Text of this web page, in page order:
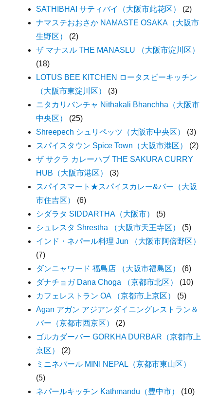
SATHIBHAI サティバイ（大阪市此花区）
(2)
ナマステおおさか NAMASTE OSAKA（大阪市
生野区）
(2)
ザ マナスル THE MANASLU （大阪市淀川区）
(18)
LOTUS BEE KITCHEN ロータスビーキッチン
（大阪市東淀川区）
(3)
ニタカリバンチャ Nithakali Bhanchha（大阪市
中央区）
(25)
Shreepech シュリペッツ（大阪市中央区）
(3)
スパイスタウン Spice Town（大阪市港区）
(2)
ザ サクラ カレーハブ THE SAKURA CURRY
HUB（大阪市港区）
(3)
スパイスマート★スパイスカレー&バー（大阪
市住吉区）
(6)
シダラタ SIDDARTHA（大阪市）
(5)
シュレスタ Shrestha （大阪市天王寺区）
(5)
インド・ネパール料理 Jun （大阪市阿倍野区）
(7)
ダンニャワード 福島店 （大阪市福島区）
(6)
ダナチョガ Dana Choga （京都市北区）
(10)
カフェレストラン OA （京都市上京区）
(5)
Agan アガン アジアンダイニングレストラン＆
バー（京都市西京区）
(2)
ゴルカダーバー GORKHA DURBAR（京都市上
京区）
(2)
ミニネパール MINI NEPAL（京都市東山区）
(5)
ネパールキッチン Kathmandu（豊中市）
(10)